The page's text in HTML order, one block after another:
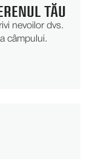
TĂU
nevoilor dvs.
câmpului.